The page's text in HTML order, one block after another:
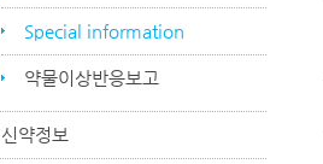
Special information
약물이상반응보고
신약정보